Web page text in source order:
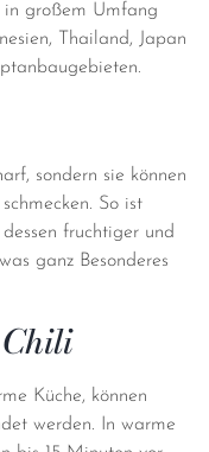
in großem Umfang
Thailand, Japan
sondern sie können
So ist
fruchtiger und
ganz Besonderes
Küche, können
werden. In warme